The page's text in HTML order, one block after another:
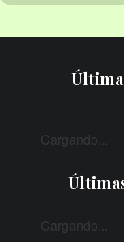
Cargando...
Cargando...